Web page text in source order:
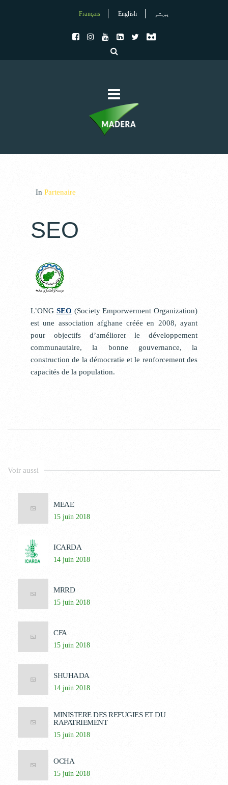
Français English پښتو
In Partenaire
SEO
L’ONG SEO (Society Emporwerment Organization)
est une association afghane créée en 2008, ayant
pour objectifs d’améliorer le développement
communautaire, la bonne gouvernance, la
construction de la démocratie et le renforcement des
capacités de la population.
Voir aussi
MEAE
15 juin 2018
ICARDA
14 juin 2018
MRRD
15 juin 2018
CFA
15 juin 2018
SHUHADA
14 juin 2018
MINISTERE DES REFUGIES ET DU
RAPATRIEMENT
15 juin 2018
OCHA
15 juin 2018